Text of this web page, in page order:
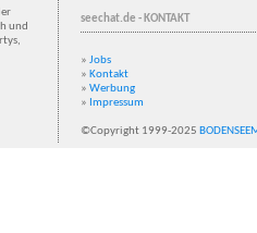
und
seechat.de - KONTAKT
» Jobs
» Kontakt
» Werbung
» Impressum
©Copyright 1999-2025